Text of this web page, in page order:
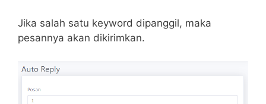
Jika salah satu keyword dipanggil, maka
pesannya akan dikirimkan.